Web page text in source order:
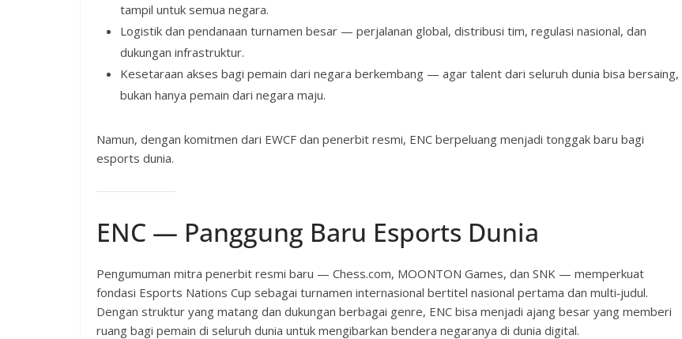
tampil untuk semua negara.
Logistik dan pendanaan turnamen besar — perjalanan global, distribusi tim, regulasi nasional, dan
dukungan infrastruktur.
Kesetaraan akses bagi pemain dari negara berkembang — agar talent dari seluruh dunia bisa bersaing,
bukan hanya pemain dari negara maju.
Namun, dengan komitmen dari EWCF dan penerbit resmi, ENC berpeluang menjadi tonggak baru bagi
esports dunia.
ENC — Panggung Baru Esports Dunia
Pengumuman mitra penerbit resmi baru — Chess.com, MOONTON Games, dan SNK — memperkuat
fondasi Esports Nations Cup sebagai turnamen internasional bertitel nasional pertama dan multi‑judul.
Dengan struktur yang matang dan dukungan berbagai genre, ENC bisa menjadi ajang besar yang memberi
ruang bagi pemain di seluruh dunia untuk mengibarkan bendera negaranya di dunia digital.